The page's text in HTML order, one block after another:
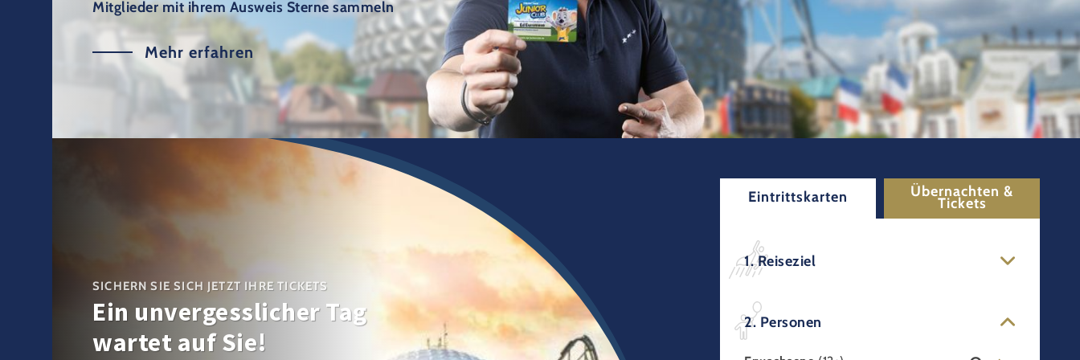
Mitglieder mit ihrem Ausweis Sterne sammeln
Mehr erfahren
SICHERN SIE SICH JETZT IHRE TICKETS
Ein unvergesslicher Tag
wartet auf Sie!
Eintrittskarten Übernachten &
Tickets
1. Reiseziel
2. Personen